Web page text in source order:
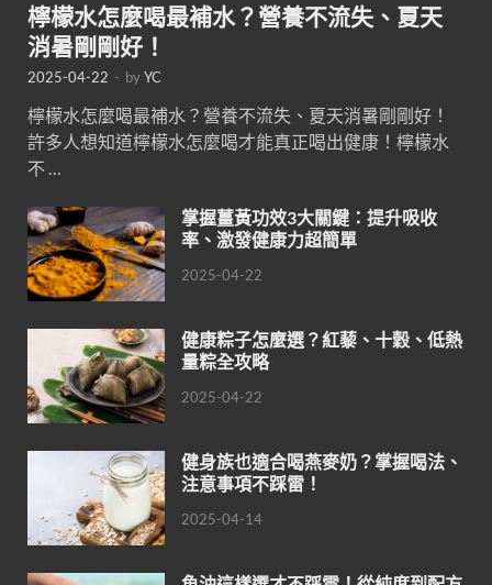
檸檬水怎麼喝最補水？營養不流失、夏天
消暑剛剛好！
2025-04-22 - byYC
檸檬水怎麼喝最補水？營養不流失、夏天消暑剛剛好！
許多人想知道檸檬水怎麼喝才能真正喝出健康！檸檬水
不 …
掌握薑黃功效3大關鍵：提升吸收
率、激發健康力超簡單
2025-04-22
健康粽子怎麼選？紅藜、十穀、低熱
量粽全攻略
2025-04-22
健身族也適合喝燕麥奶？掌握喝法、
注意事項不踩雷！
2025-04-14